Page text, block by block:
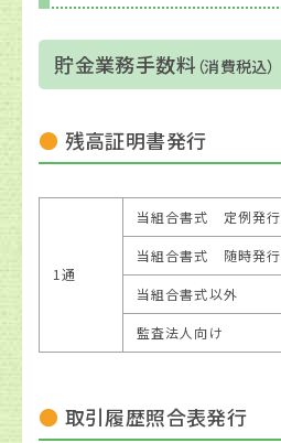
貯金業務手数料（消費税込）
残高証明書発行
1通
当組合書式 定例発行
当組合書式 随時発行
当組合書式以外
監査法人向け
取引履歴照合表発行